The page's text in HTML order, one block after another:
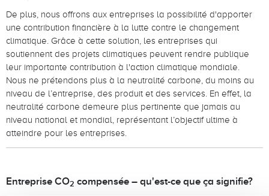
De plus, nous offrons aux entreprises la possibilité d'apporter
une contribution financière à la lutte contre le changement
climatique. Grâce à cette solution, les entreprises qui
soutiennent des projets climatiques peuvent rendre publique
leur importante contribution à l'action climatique mondiale.
Nous ne prétendons plus à la neutralité carbone, du moins au
niveau de l’entreprise, des produit et des services. En effet, la
neutralité carbone demeure plus pertinente que jamais au
niveau national et mondial, représentant l’objectif ultime à
atteindre pour les entreprises.
Entreprise CO2 compensée–qu'est-ce que ça signifie?